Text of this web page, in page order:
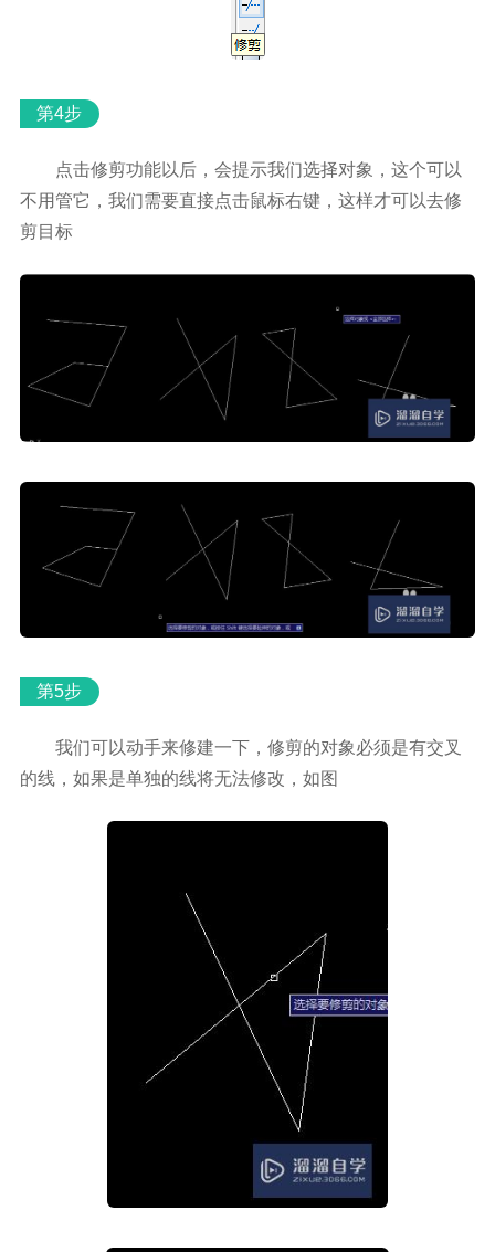
第4步
点击修剪功能以后，会提示我们选择对象，这个可以
不用管它，我们需要直接点击鼠标右键，这样才可以去修
剪目标
第5步
我们可以动手来修建一下，修剪的对象必须是有交叉
的线，如果是单独的线将无法修改，如图